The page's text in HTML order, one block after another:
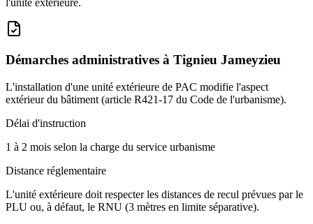
Démarches administratives à Tignieu Jameyzieu
L'installation d'une unité extérieure de PAC modifie l'aspect
extérieur du bâtiment (article R421-17 du Code de l'urbanisme).
Délai d'instruction
1 à 2 mois selon la charge du service urbanisme
Distance réglementaire
L'unité extérieure doit respecter les distances de recul prévues par le
PLU ou, à défaut, le RNU (3 mètres en limite séparative).